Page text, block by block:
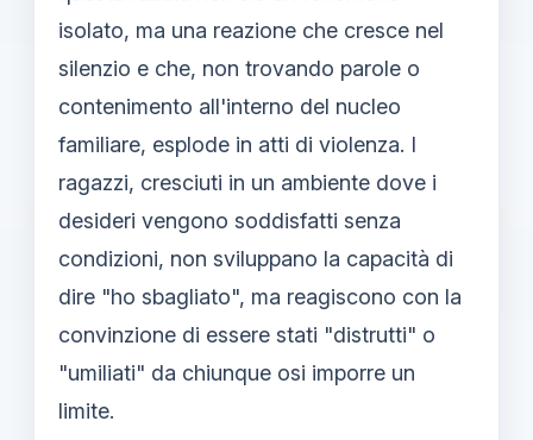
isolato, ma una reazione che cresce nel
silenzio e che, non trovando parole o
contenimento all'interno del nucleo
familiare, esplode in atti di violenza. I
ragazzi, cresciuti in un ambiente dove i
desideri vengono soddisfatti senza
condizioni, non sviluppano la capacità di
dire "ho sbagliato", ma reagiscono con la
convinzione di essere stati "distrutti" o
"umiliati" da chiunque osi imporre un
limite.